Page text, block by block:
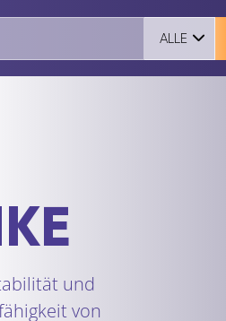
ALLE
und
von